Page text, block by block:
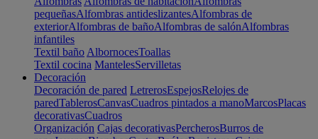
pequeñasAlfombras antideslizantesAlfombras de
exteriorAlfombras de bañoAlfombras de salónAlfombras
infantiles
Textil baño AlbornocesToallas
Textil cocina MantelesServilletas
Decoración
Decoración de pared LetrerosEspejosRelojes de
paredTablerosCanvasCuadros pintados a manoMarcosPlacas
decorativasCuadros
Organización Cajas decorativasPercherosBurros de